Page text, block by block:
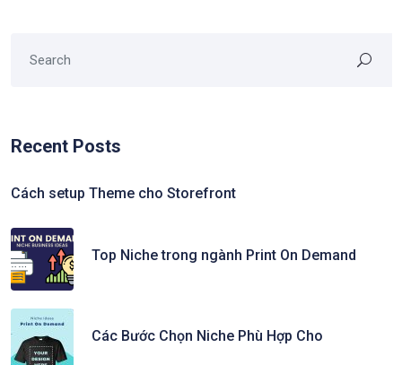
Recent Posts
Cách setup Theme cho Storefront
Top Niche trong ngành Print On Demand
Các Bước Chọn Niche Phù Hợp Cho